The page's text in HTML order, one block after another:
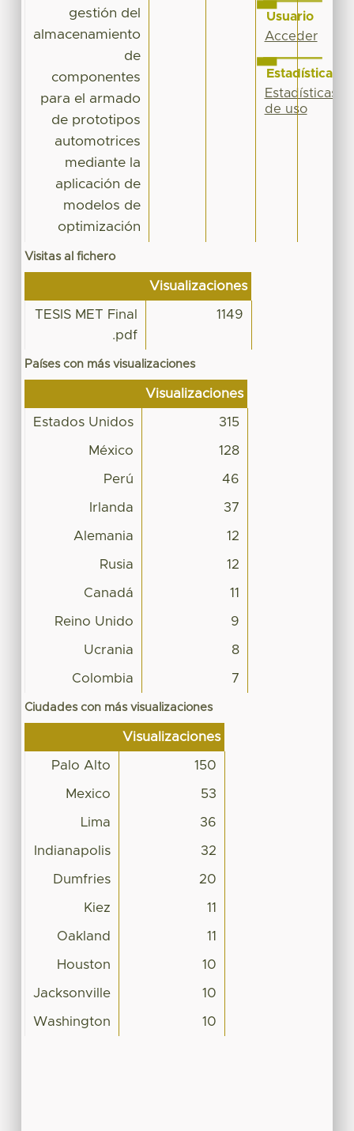
gestión del
almacenamiento
de
componentes
para el armado
de prototipos
automotrices
mediante la
aplicación de
modelos de
optimización
Visitas al fichero
Visualizaciones
TESIS MET Final
.pdf
1149
Países con más visualizaciones
Visualizaciones
Estados Unidos 315
México 128
Perú 46
Irlanda 37
Alemania 12
Rusia 12
Canadá 11
Reino Unido 9
Ucrania 8
Colombia 7
Ciudades con más visualizaciones
Visualizaciones
Palo Alto 150
Mexico 53
Lima 36
Indianapolis 32
Dumfries 20
Kiez 11
Oakland 11
Houston 10
Jacksonville 10
Washington 10
Usuario
Acceder
Estadísticas
Estadísticas
de uso